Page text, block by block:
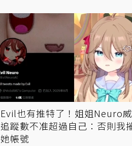
Evil也有推特了！姐姐Neuro
追蹤數不准超過自己：否則我
她帳號